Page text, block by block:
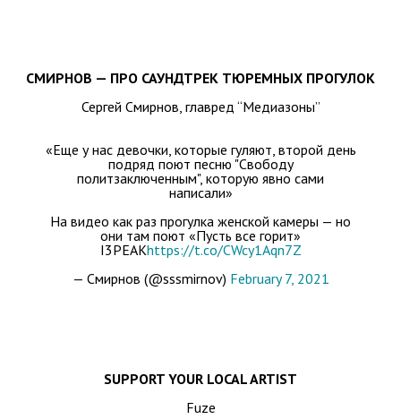
СМИРНОВ — ПРО САУНДТРЕК ТЮРЕМНЫХ ПРОГУЛОК
Сергей Смирнов, главред “Медиазоны”
«Еще у нас девочки, которые гуляют, второй день
подряд поют песню "Свободу
политзаключенным", которую явно сами
написали»
На видео как раз прогулка женской камеры — но
они там поют «Пусть все горит»
I3PEAKhttps://t.co/CWcy1Aqn7Z
— Смирнов (@sssmirnov) February 7, 2021
SUPPORT YOUR LOCAL ARTIST
Fuze